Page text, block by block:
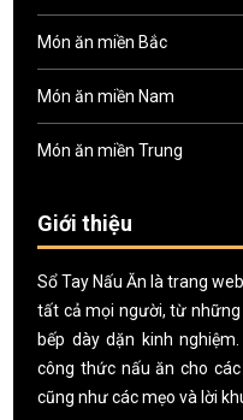
Món ăn miền Bắc
Món ăn miền Nam
Món ăn miền Trung
Giới thiệu
Sổ Tay Nấu Ăn là trang
tất cả mọi người, từ
bếp dày dặn kinh
công thức nấu ăn cho
cũng như các mẹo và lời